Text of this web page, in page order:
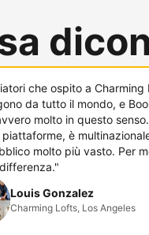
che ospito a Charming
da tutto il mondo, e
molto in questo
è
molto più vasto. Per
Louis Gonzalez
Charming Lofts, Los Angeles